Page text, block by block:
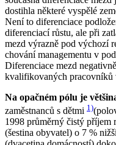
dostihla některé vyspělé
Není to diferenciace
diferenciací růstu, ale při
mezd výrazně pod výchozí
chování managementu v
Diferenciace mezd
kvalifikovaných pracovníků
Na opačném pólu je
zaměstnanců s dětmi 1)
1998 průměrný čistý příjem
(šestina obyvatel) o 7 %